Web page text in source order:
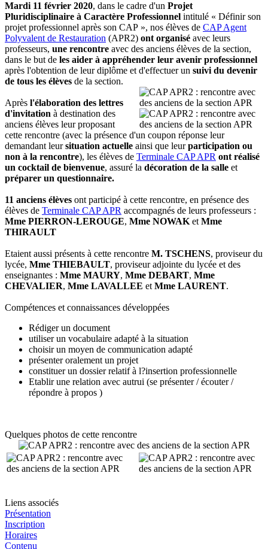
Mardi 11 février 2020, dans le cadre d'un Projet
Pluridisciplinaire à Caractère Professionnel intitulé « Définir son
projet professionnel après son CAP », nos élèves de CAP Agent
Polyvalent de Restauration (APR2) ont organisé avec leurs
professeurs, une rencontre avec des anciens élèves de la section,
dans le but de les aider à appréhender leur avenir professionnel
après l'obtention de leur diplôme et d'effectuer un suivi du devenir
de tous les élèves de la section.
Après l'élaboration des lettres
d'invitation à destination des
anciens élèves leur proposant
cette rencontre (avec la présence d'un coupon réponse leur
demandant leursituation actuelle ainsi que leurparticipation ou
non à la rencontre), les élèves de Terminale CAP APR ont réalisé
un cocktail de bienvenue, assuré la décoration de la salle et
préparer un questionnaire.
11 anciens élèves ont participé à cette rencontre, en présence des
élèves de Terminale CAP APR accompagnés de leurs professeurs :
Mme PIERRON-LEROUGE, Mme NOWAK et Mme
THIRAULT
Etaient aussi présents à cette rencontre M. TSCHENS, proviseur du
lycée, Mme THIEBAULT, proviseur adjointe du lycée et des
enseignantes : Mme MAURY, Mme DEBART, Mme
CHEVALIER, Mme LAVALLEE et Mme LAURENT.
Compétences et connaissances développées
Rédiger un document
utiliser un vocabulaire adapté à la situation
choisir un moyen de communication adapté
présenter oralement un projet
constituer un dossier relatif à l?insertion professionnelle
Etablir une relation avec autrui (se présenter / écouter /
répondre à propos )
Quelques photos de cette rencontre
Liens associés
Présentation
Inscription
Horaires
Contenu